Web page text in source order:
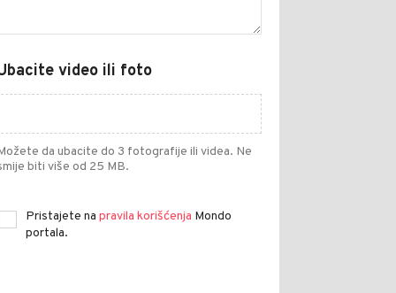
video ili foto
da ubacite do 3 fotografije ili videa. Ne
biti više od 25 MB.
Pristajete na pravila korišćenja Mondo
portala.